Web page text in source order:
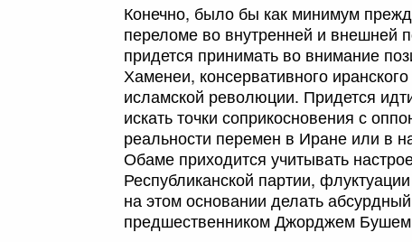
Конечно, было бы как минимум
переломе во внутренней и внешней
придется принимать во внимание
Хаменеи, консервативного
исламской революции. Придется
искать точки соприкосновения с
реальности перемен в Иране или в
Обаме приходится учитывать
Республиканской партии,
на этом основании делать
предшественником Джорджем Бушем